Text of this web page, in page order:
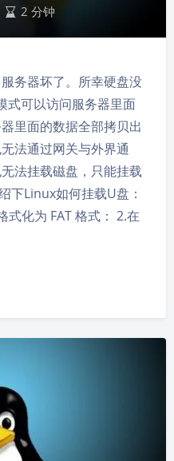
2 分钟
务器坏了。所幸硬盘没
式可以访问服务器里面
里面的数据全部拷贝出
法通过网关与外界通
法挂载磁盘，只能挂载
下Linux如何挂载U盘：
式化为 FAT 格式： 2.在